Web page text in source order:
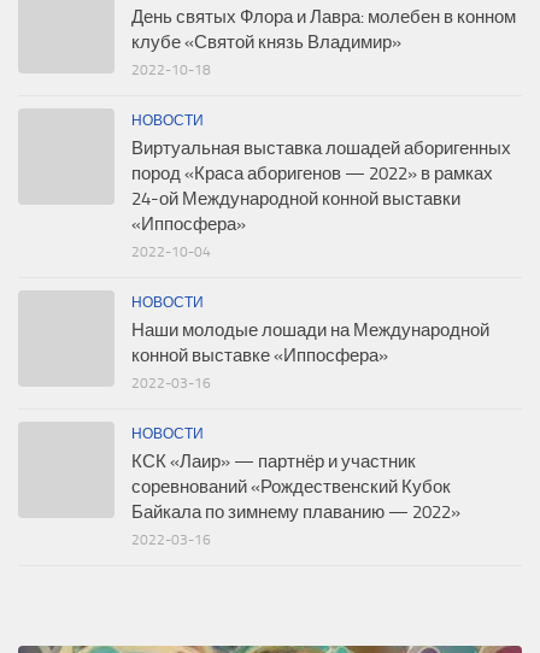
День святых Флора и Лавра: молебен в конном
клубе «Святой князь Владимир»
2022-10-18
НОВОСТИ
Виртуальная выставка лошадей аборигенных
пород «Краса аборигенов — 2022» в рамках
24-ой Международной конной выставки
«Иппосфера»
2022-10-04
НОВОСТИ
Наши молодые лошади на Международной
конной выставке «Иппосфера»
2022-03-16
НОВОСТИ
КСК «Лаир» — партнёр и участник
соревнований «Рождественский Кубок
Байкала по зимнему плаванию — 2022»
2022-03-16